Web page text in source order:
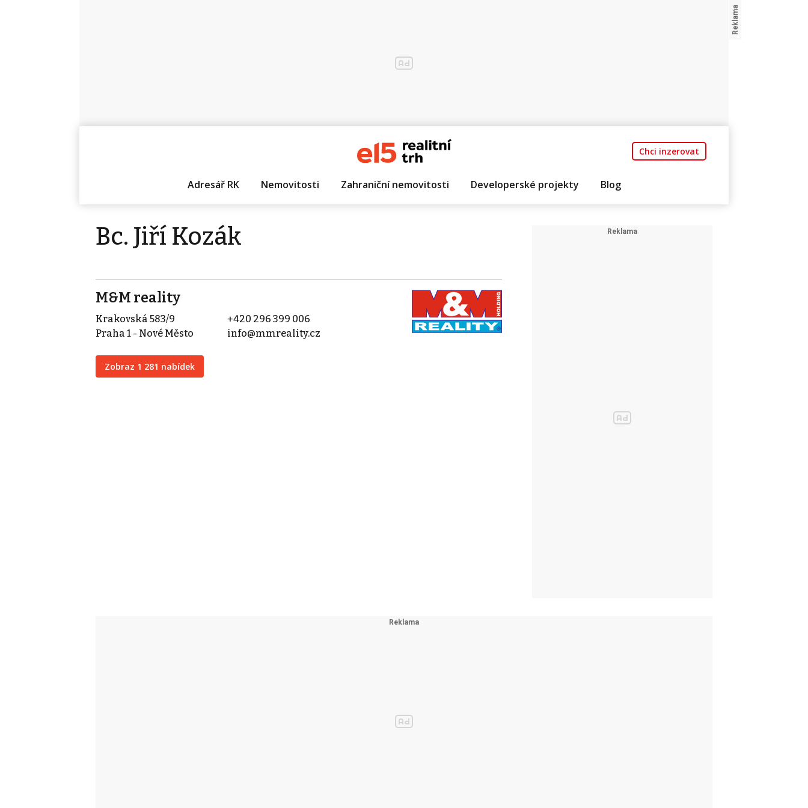
Chci inzerovat
Adresář RK Nemovitosti Zahraniční nemovitosti Developerské projekty Blog
Bc. Jiří Kozák
M&M reality
Krakovská 583/9
Praha 1 - Nové Město
Zobraz 1 281 nabídek
+420 296 399 006
info@mmreality.cz